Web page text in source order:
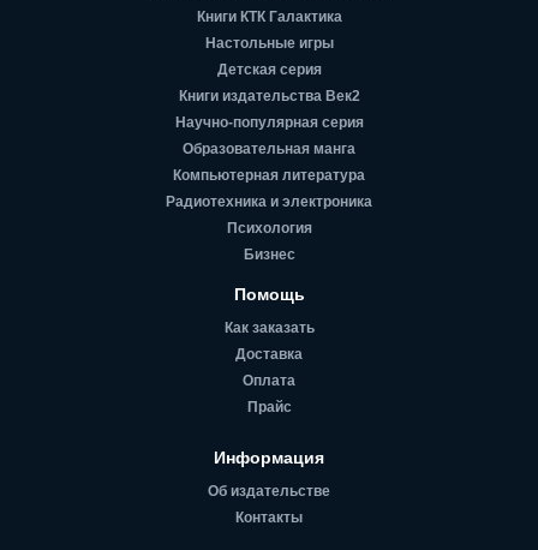
Книги КТК Галактика
Настольные игры
Детская серия
Книги издательства Век2
Научно-популярная серия
Образовательная манга
Компьютерная литература
Радиотехника и электроника
Психология
Бизнес
Помощь
Как заказать
Доставка
Оплата
Прайс
Информация
Об издательстве
Контакты